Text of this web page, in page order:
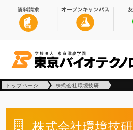
トップページ 株式会社環境技研
株式会社環境技研